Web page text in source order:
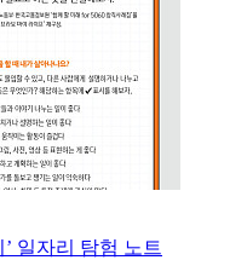
일자리 탐험 노트